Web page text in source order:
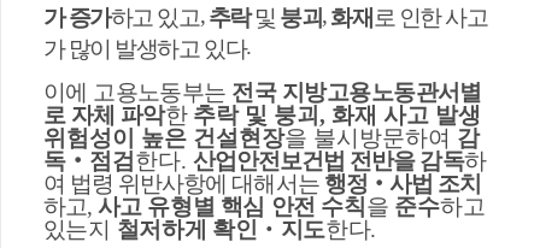
가 증가하고 있고,추락및 붕괴,화재 로 인한 사고
가 많이 발생하고 있다.
이에 고용노동부는 전국 지방고용노동관서별
로 자체 파악한 추락 및 붕괴, 화재 사고 발생
위험성이 높은 건설현장을 불시방문하여 감
독‧ 점검 한다. 산업안전보건법 전반을 감독하
여 법령 위반사항에 대해서는 행정 ‧ 사법 조치
하고, 사고 유형별 핵심 안전 수칙 을 준수하고
있는지 철저하게 확인 ‧ 지도한다.